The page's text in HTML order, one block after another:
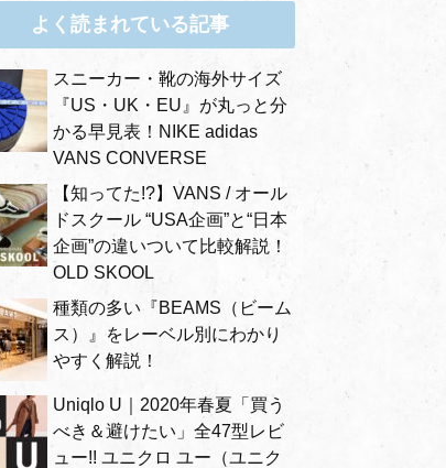
よく読まれている記事
スニーカー・靴の海外サイズ
『US・UK・EU』が丸っと分
かる早見表！NIKE adidas
VANS CONVERSE
【知ってた!?】VANS / オール
ドスクール “USA企画”と“日本
企画”の違いついて比較解説！
OLD SKOOL
種類の多い『BEAMS（ビーム
ス）』をレーベル別にわかり
やすく解説！
Uniqlo U｜2020年春夏「買う
べき＆避けたい」全47型レビ
ュー!! ユニクロ ユー（ユニク